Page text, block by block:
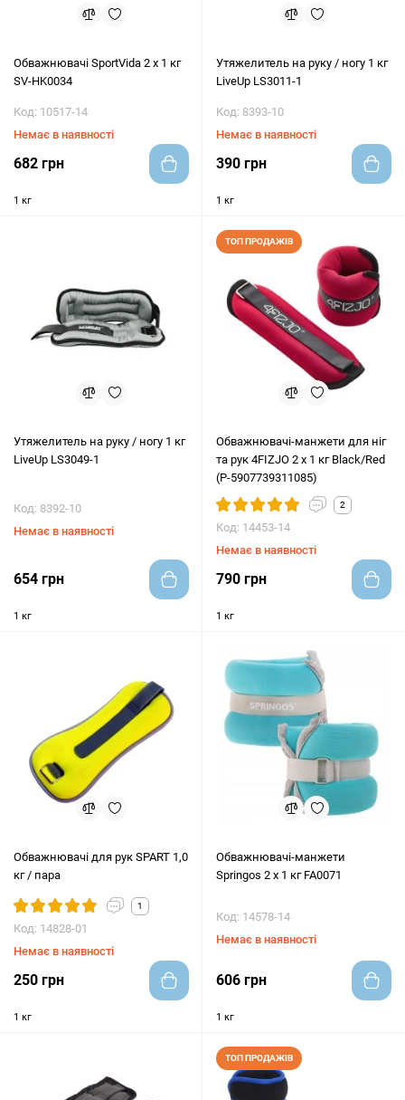
Обважнювачі SportVida 2 x 1 кг
SV-HK0034
Код: 10517-14
Немає в наявності
682 грн
1 кг
Утяжелитель на руку / ногу 1 кг
LiveUp LS3011-1
Код: 8393-10
Немає в наявності
390 грн
1 кг
Утяжелитель на руку / ногу 1 кг
LiveUp LS3049-1
Код: 8392-10
Немає в наявності
654 грн
1 кг
ТОП ПРОДАЖІВ
Обважнювачі-манжети для ніг
та рук 4FIZJO 2 x 1 кг Black/Red
(P-5907739311085)
2
Код: 14453-14
Немає в наявності
790 грн
1 кг
Обважнювачі для рук SPART 1,0
кг / пара
1
Код: 14828-01
Немає в наявності
250 грн
1 кг
Обважнювачі-манжети
Springos 2 x 1 кг FA0071
Код: 14578-14
Немає в наявності
606 грн
1 кг
ТОП ПРОДАЖІВ